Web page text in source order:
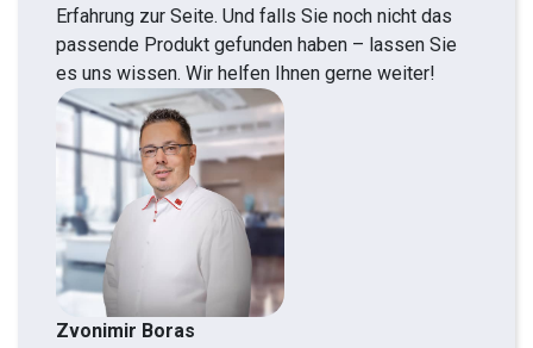
Erfahrung zur Seite. Und falls Sie noch nicht das
passende Produkt gefunden haben – lassen Sie
es uns wissen. Wir helfen Ihnen gerne weiter!
Zvonimir Boras